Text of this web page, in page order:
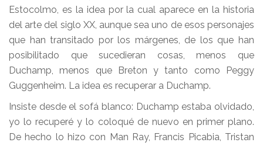
Estocolmo, es la idea por la cual aparece en la historia
del arte del siglo XX, aunque sea uno de esos personajes
que han transitado por los márgenes, de los que han
posibilitado que sucedieran cosas, menos que
Duchamp, menos que Breton y tanto como Peggy
Guggenheim. La idea es recuperar a Duchamp.
Insiste desde el sofá blanco: Duchamp estaba olvidado,
yo lo recuperé y lo coloqué de nuevo en primer plano.
De hecho lo hizo con Man Ray, Francis Picabia, Tristan